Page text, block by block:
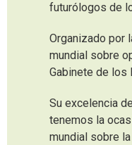
futurólogos de
Organizado por
mundial sobre
Gabinete de los
Su excelencia
tenemos la
mundial sobre